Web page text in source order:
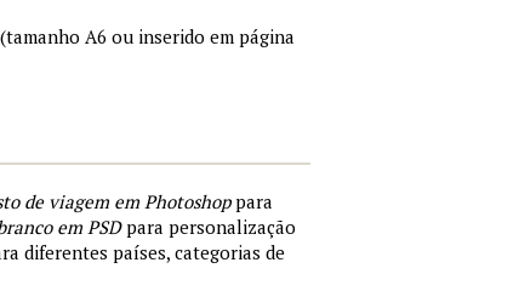
A6 ou inserido em página
de viagem em Photoshoppara
em PSDpara personalização
diferentes países, categorias de